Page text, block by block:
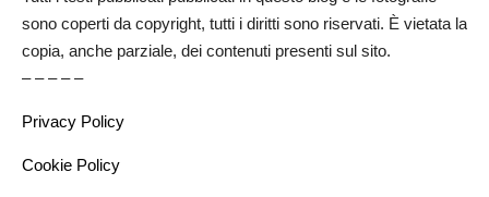
sono coperti da copyright, tutti i diritti sono riservati. È vietata la
copia, anche parziale, dei contenuti presenti sul sito.
– – – – –
Privacy Policy
Cookie Policy